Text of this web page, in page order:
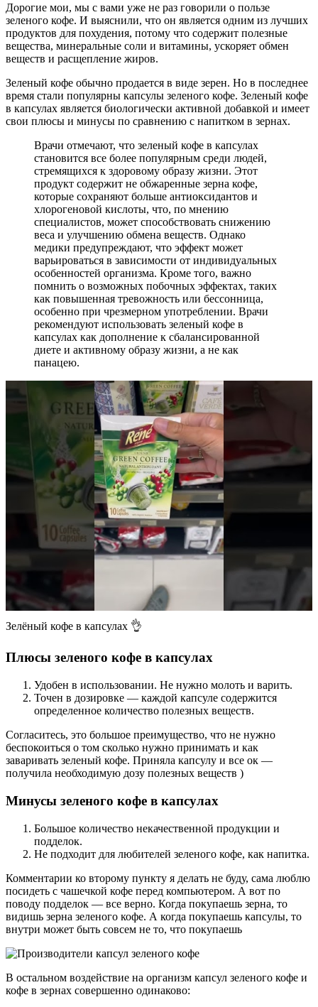
Дорогие мои, мы с вами уже не раз говорили о пользе
зеленого кофе. И выяснили, что он является одним из лучших
продуктов для похудения, потому что содержит полезные
вещества, минеральные соли и витамины, ускоряет обмен
веществ и расщепление жиров.
Зеленый кофе обычно продается в виде зерен. Но в последнее
время стали популярны капсулы зеленого кофе. Зеленый кофе
в капсулах является биологически активной добавкой и имеет
свои плюсы и минусы по сравнению с напитком в зернах.
Врачи отмечают, что зеленый кофе в капсулах
становится все более популярным среди людей,
стремящихся к здоровому образу жизни. Этот
продукт содержит не обжаренные зерна кофе,
которые сохраняют больше антиоксидантов и
хлорогеновой кислоты, что, по мнению
специалистов, может способствовать снижению
веса и улучшению обмена веществ. Однако
медики предупреждают, что эффект может
варьироваться в зависимости от индивидуальных
особенностей организма. Кроме того, важно
помнить о возможных побочных эффектах, таких
как повышенная тревожность или бессонница,
особенно при чрезмерном употреблении. Врачи
рекомендуют использовать зеленый кофе в
капсулах как дополнение к сбалансированной
диете и активному образу жизни, а не как
панацею.
Зелёный кофе в капсулах 👌
Плюсы зеленого кофе в капсулах
Удобен в использовании. Не нужно молоть и варить.
Точен в дозировке — каждой капсуле содержится
определенное количество полезных веществ.
Согласитесь, это большое преимущество, что не нужно
беспокоиться о том сколько нужно принимать и как
заваривать зеленый кофе. Приняла капсулу и все ок —
получила необходимую дозу полезных веществ )
Минусы зеленого кофе в капсулах
Большое количество некачественной продукции и
подделок.
Не подходит для любителей зеленого кофе, как напитка.
Комментарии ко второму пункту я делать не буду, сама люблю
посидеть с чашечкой кофе перед компьютером. А вот по
поводу подделок — все верно. Когда покупаешь зерна, то
видишь зерна зеленого кофе. А когда покупаешь капсулы, то
внутри может быть совсем не то, что покупаешь
В остальном воздействие на организм капсул зеленого кофе и
кофе в зернах совершенно одинаково: